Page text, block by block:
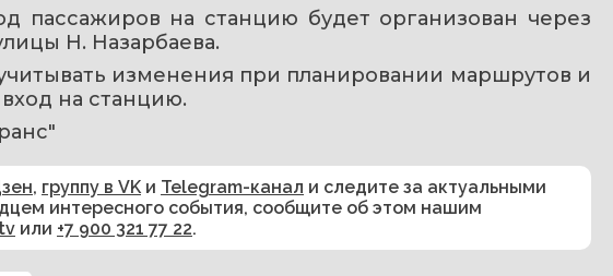
пассажиров на станцию будет организован через
Н. Назарбаева.
изменения при планировании маршрутов и
на станцию.
, группу в VK и Telegram-канал и следите за актуальными
интересного события, сообщите об этом нашим
или +7 900 321 77 22.